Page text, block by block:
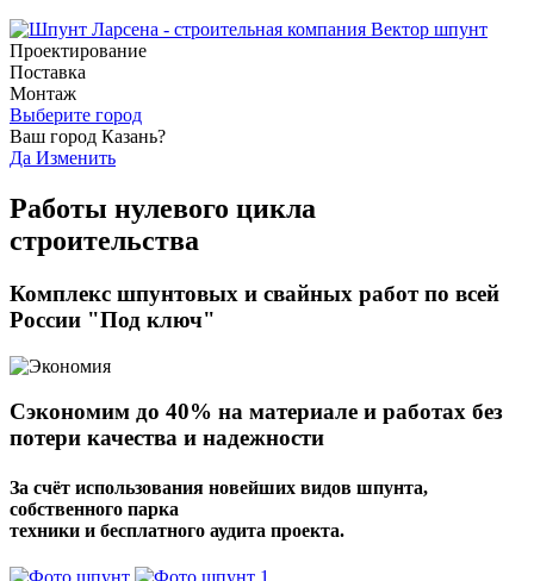
Проектирование
Поставка
Монтаж
Выберите город
Ваш город Казань?
Да Изменить
Работы нулевого цикла
строительства
Комплекс шпунтовых и свайных работ по всей
России "Под ключ"
Сэкономим до 40% на материале и работах без
потери качества и надежности
За счёт использования новейших видов шпунта,
собственного парка
техники и бесплатного аудита проекта.